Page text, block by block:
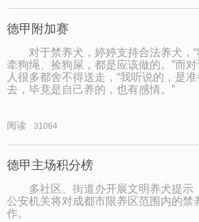
德甲附加赛
对于禁养犬，婷婷支持合法养犬，“
牵狗绳、捡狗屎，都是应该做的。”而
人很多都舍不得送走，“我听说的，是
去，毕竟是自己养的，也有感情。”
阅读 31064
德甲主场积分榜
多社区、街道办开展文明养犬提
公安机关将对成都市限养区范围内的禁
作。